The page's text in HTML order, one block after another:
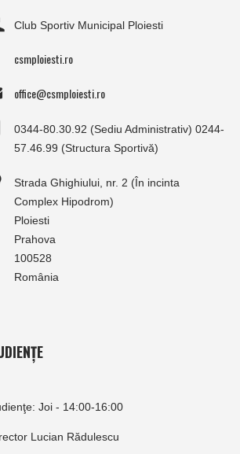
Club Sportiv Municipal Ploiesti
csmploiesti.ro
office@csmploiesti.ro
0344-80.30.92 (Sediu Administrativ) 0244-
57.46.99 (Structura Sportivă)
Strada Ghighiului, nr. 2 (În incinta
Complex Hipodrom)
Ploiesti
Prahova
100528
România
Joi - 14:00-16:00
Lucian Rădulescu